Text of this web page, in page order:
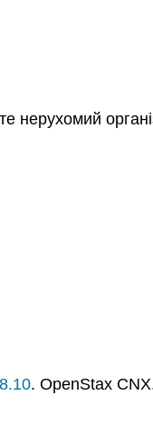
нерухомий
. OpenStax